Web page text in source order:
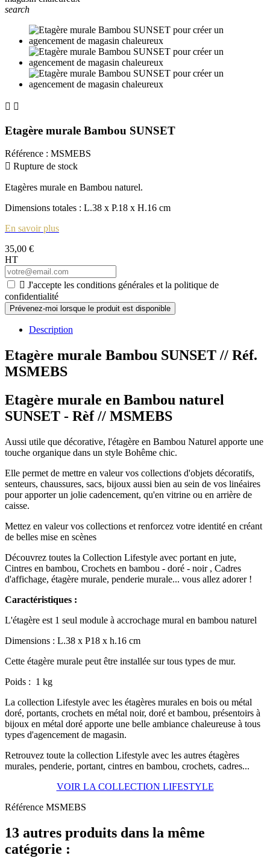
search
 
Etagère murale Bambou SUNSET
Référence : MSMEBS
 Rupture de stock
Etagères murale en Bambou naturel.
Dimensions totales : L.38 x P.18 x H.16 cm
En savoir plus
35,00 €
HT
 J'accepte les conditions générales et la politique de
confidentialité
Prévenez-moi lorsque le produit est disponible
Description
Etagère murale Bambou SUNSET // Réf.
MSMEBS
Etagère murale en Bambou naturel
SUNSET - Rèf // MSMEBS
Aussi utile que décorative, l'étagère en Bambou Naturel apporte une
touche organique dans un style Bohême chic.
Elle permet de mettre en valeur vos collections d'objets décoratifs,
senteurs, chaussures, sacs, bijoux aussi bien au sein de vos linéaires
pour apporter un jolie cadencement, qu'en vitrine ou en arrière de
caisse.
Mettez en valeur vos collections et renforcez votre identité en créant
de belles mise en scènes
Découvrez toutes la Collection Lifestyle avec portant en jute,
Cintres en bambou, Crochets en bambou - doré - noir , Cadres
d'affichage, étagère murale, penderie murale... vous allez adorer !
Caractéristiques :
L'étagère est 1 seul module à accrochage mural en bambou naturel
Dimensions : L.38 x P18 x h.16 cm
Cette étagère murale peut être installée sur tous types de mur.
Poids : 1 kg
La collection Lifestyle avec les étagères murales en bois ou métal
doré, portants, crochets en métal noir, doré et bambou, présentoirs à
bijoux en métal doré apporte une belle ambiance chaleureuse à tous
types d'agencement de magasin.
Retrouvez toute la collection Lifestyle avec les autres étagères
murales, penderie, portant, cintres en bambou, crochets, cadres...
VOIR LA COLLECTION LIFESTYLE
Référence MSMEBS
13 autres produits dans la même
catégorie :